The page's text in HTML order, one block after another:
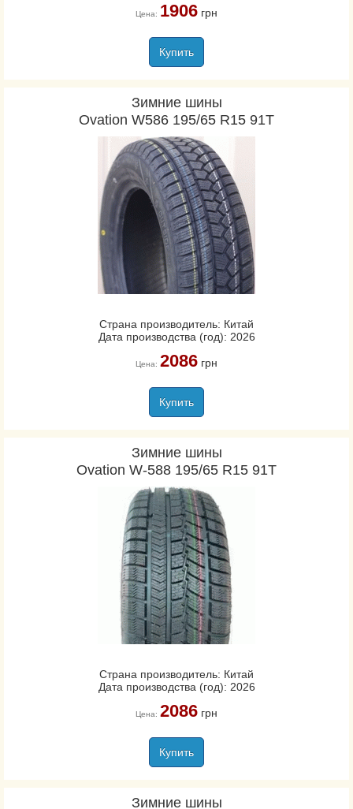
Цена: 1906грн
Купить
Зимние шины
Ovation W586 195/65 R15 91T
Страна производитель: Китай
Дата производства (год): 2026
Цена: 2086грн
Купить
Зимние шины
Ovation W-588 195/65 R15 91T
Страна производитель: Китай
Дата производства (год): 2026
Цена: 2086грн
Купить
Зимние шины